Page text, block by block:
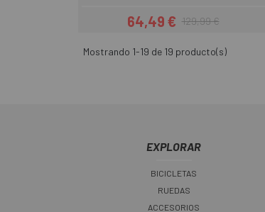
Precio
64,49 €Precio regular
129,99 €
Mostrando 1-19 de 19 producto(s)
EXPLORAR
BICICLETAS
RUEDAS
ACCESORIOS